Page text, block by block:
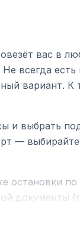
вас в
всегда
вариант.
и выбрать
—
остановки
документы